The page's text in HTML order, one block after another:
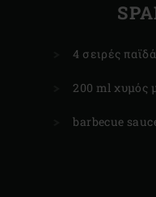
4 σειρές
200 ml χυμός
barbecue